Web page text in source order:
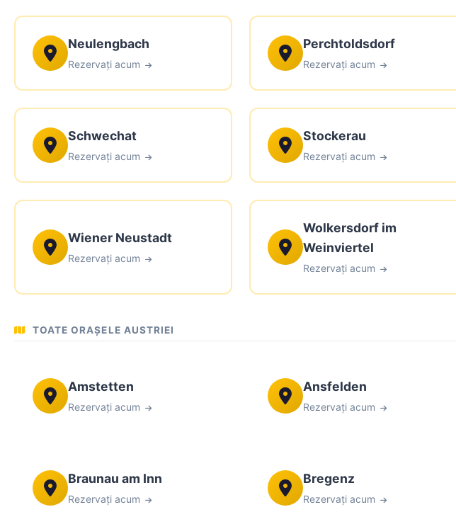
Neulengbach
Rezervați acum
Perchtoldsdorf
Rezervați acum
Schwechat
Rezervați acum
Stockerau
Rezervați acum
Wiener Neustadt
Rezervați acum
Wolkersdorf im
Weinviertel
Rezervați acum
TOATE ORAȘELE AUSTRIEI
Amstetten
Rezervați acum
Ansfelden
Rezervați acum
Braunau am Inn
Rezervați acum
Bregenz
Rezervați acum